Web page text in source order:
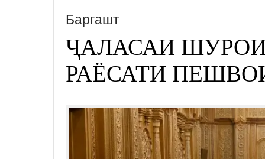
Баргашт
ҶАЛАСАИ
РАЁСАТИ